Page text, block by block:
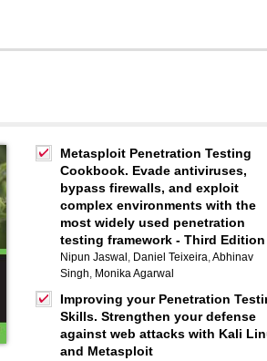
Metasploit Penetration Testing
Cookbook. Evade antiviruses,
bypass firewalls, and exploit
complex environments with the
most widely used penetration
testing framework - Third Edition
Nipun Jaswal , Daniel Teixeira,Abhinav
Singh, Monika Agarwal
Improving your Penetration
Skills. Strengthen your defense
against web attacks with Kali
and Metasploit